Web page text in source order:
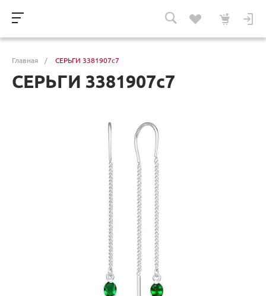
Главная / СЕРЬГИ 3381907с7
СЕРЬГИ 3381907с7